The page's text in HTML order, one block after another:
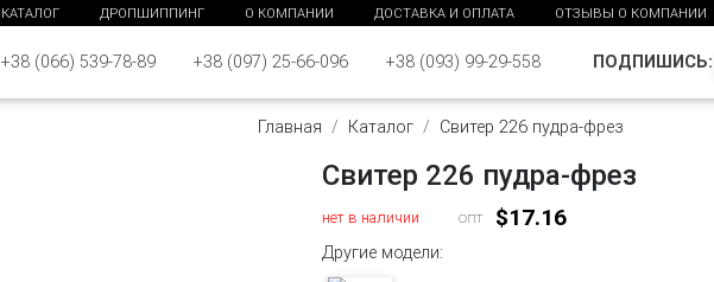
КАТАЛОГ ДРОПШИППИНГ О КОМПАНИИ ДОСТАВКА И ОПЛАТА ОТЗЫВЫ О КОМПАНИИ
+38 (066) 539-78-89 +38 (097) 25-66-096 +38 (093) 99-29-558 ПОДПИШИСЬ:
Главная Каталог Свитер 226 пудра-фрез
Свитер 226 пудра-фрез
нет в наличии опт $17.16
Другие модели: